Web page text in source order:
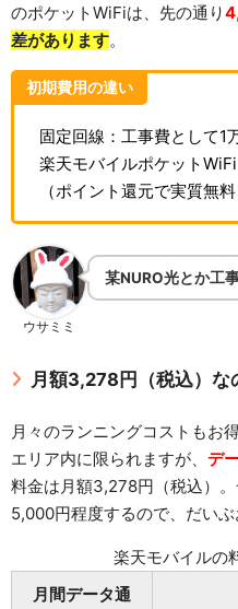
のポケットWiFiは、先の通り
差があります。
初期費用の違い
固定回線：工事費として1
楽天モバイルポケット
（ポイント還元で実質無料
ウサミミ
某NURO光とか工
月額3,278円（税込）な
月々のランニングコストもお
エリア内に限られますが、 デ
料金は月額3,278円（税込）
5,000円程度するので、だいぶ
楽天モバイルの
月間データ通